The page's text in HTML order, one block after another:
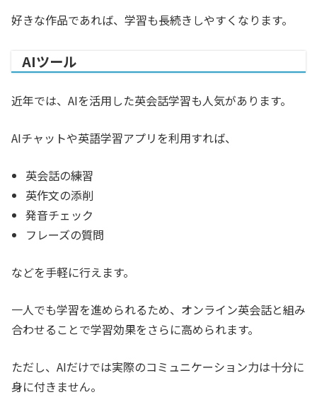
好きな作品であれば、学習も長続きしやすくなります。
AIツール
近年では、AIを活用した英会話学習も人気があります。
AIチャットや英語学習アプリを利用すれば、
英会話の練習
英作文の添削
発音チェック
フレーズの質問
などを手軽に行えます。
一人でも学習を進められるため、オンライン英会話と組み
合わせることで学習効果をさらに高められます。
ただし、AIだけでは実際のコミュニケーション力は十分に
身に付きません。